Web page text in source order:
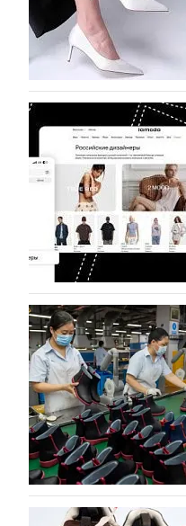
07.08.2026 524
BALLINA
Компания BALLINA
Гуанчжоу, столице
разработку,
07.08.2026 385
На платформе
дизайнерских
Российский
марок одежды, обуви
06.08.2026 546
Объем мирового